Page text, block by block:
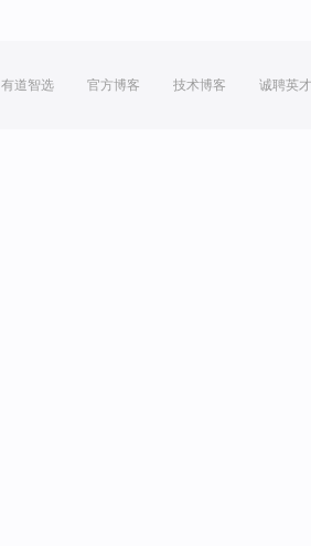
有道智选 官方博客 技术博客 诚聘英才